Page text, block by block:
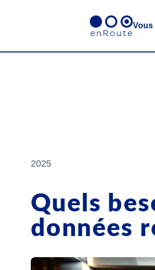
Vous
2025
Quels
données